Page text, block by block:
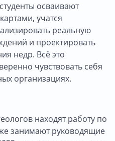
осваивают
учатся
реальную
и проектировать
недр. Всё это
чувствовать себя
организациях.
находят работу по
занимают руководящие